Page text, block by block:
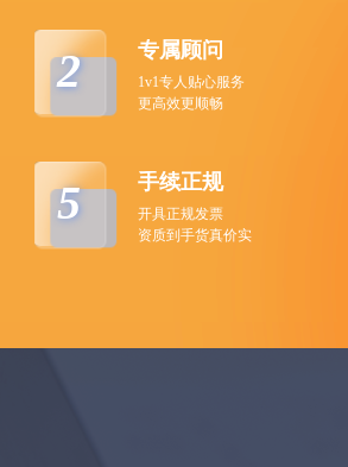
2 专属顾问
1v1专人贴心服务
更高效更顺畅
5 手续正规
开具正规发票
资质到手货真价实